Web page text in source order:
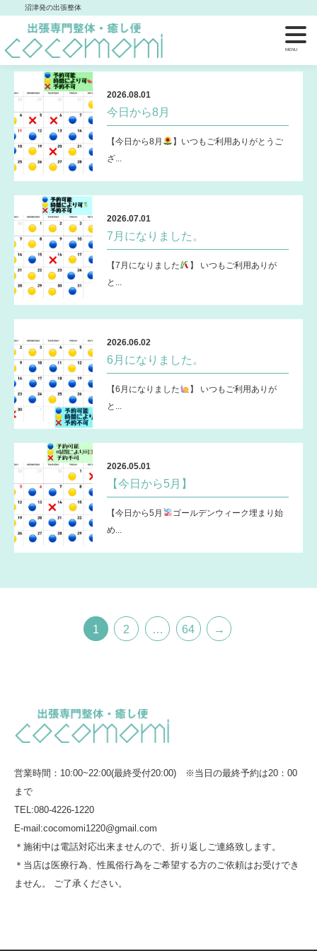
沼津発の出張整体メディカルハーブ
2026.08.01
今日から8月
【今日から8月
】いつもご利用ありがとうご
ざ...
2026.07.01
7月になりました。
【7月になりました
】 いつもご利用ありが
と...
2026.06.02
6月になりました。
【6月になりました
】 いつもご利用ありが
と...
2026.05.01
【今日から5月】
【今日から5月
ゴールデンウィーク埋まり始
め...
1 2 … 64 →
営業時間：10:00~22:00(最終受付20:00) ※当日の最終予約は20：00
まで
TEL:080-4226-1220
E-mail:cocomomi1220@gmail.com
＊施術中は電話対応出来ませんので、折り返しご連絡致します。
＊当店は医療行為、性風俗行為をご希望する方のご依頼はお受けでき
ません。 ご了承ください。